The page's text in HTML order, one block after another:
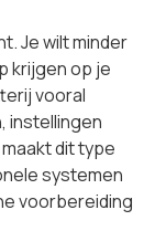
Je wilt minder
krijgen op je
vooral
instellingen
dit type
systemen
voorbereiding